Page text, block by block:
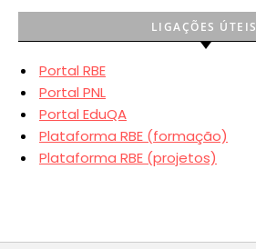
LIGAÇÕES ÚTEIS
Portal RBE
Portal PNL
Portal EduQA
Plataforma RBE (formação)
Plataforma RBE (projetos)